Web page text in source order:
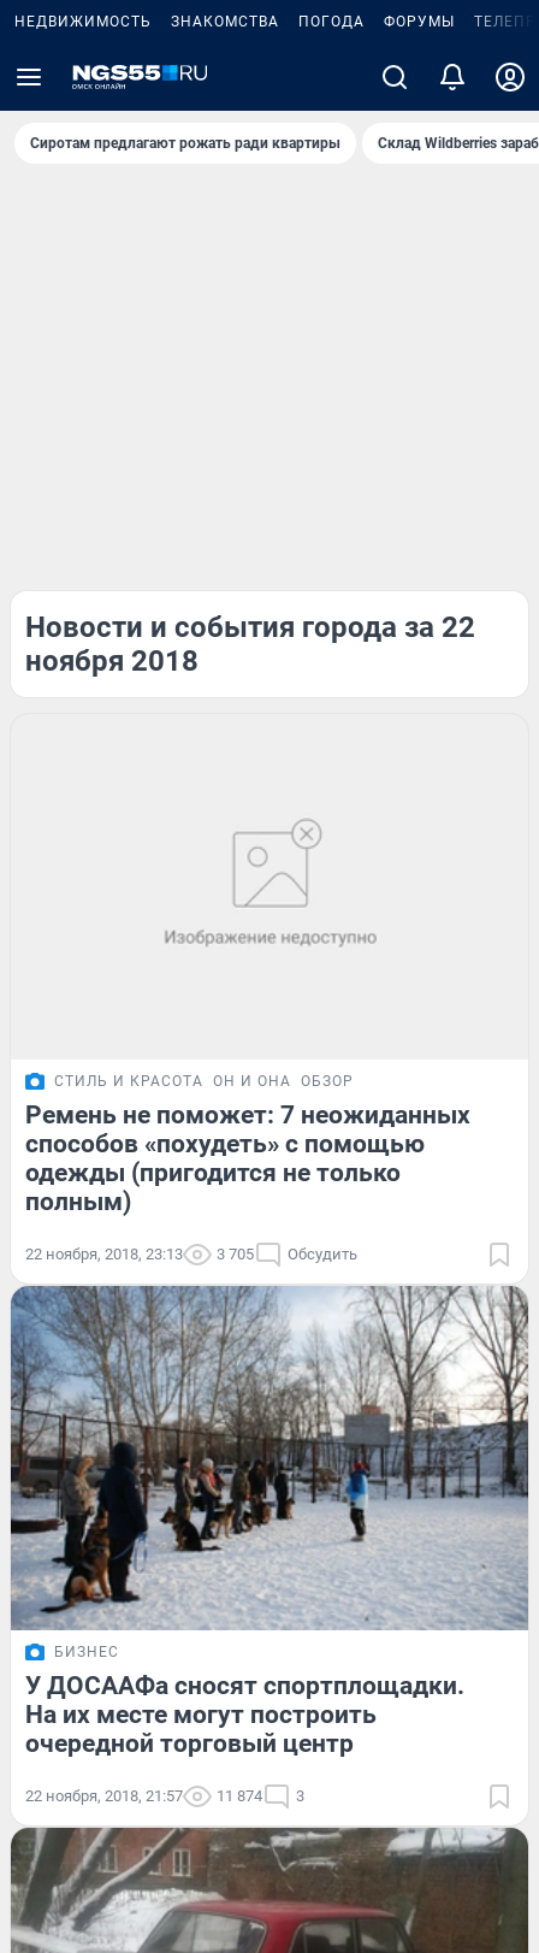
НЕДВИЖИМОСТЬ ЗНАКОМСТВА ПОГОДА ФОРУМЫ
Сиротам предлагают рожать ради квартиры Склад Wildberries
Новости и события города за 22
ноября 2018
СТИЛЬ И КРАСОТА ОН И ОНА ОБЗОР
Ремень не поможет: 7 неожиданных
способов «похудеть» с помощью
одежды (пригодится не только
полным)
22 ноября, 2018, 23:13 3 705 Обсудить
БИЗНЕС
У ДОСААФа сносят спортплощадки.
На их месте могут построить
очередной торговый центр
22 ноября, 2018, 21:57 11 874 3